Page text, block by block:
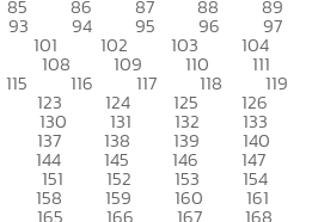
85 86 87 88 89
93 94 95 96 97
101 102 103 104
108 109 110 111
115 116 117 118 119
123 124 125 126
130 131 132 133
137 138 139 140
144 145 146 147
151 152 153 154
158 159 160 161
165 166 167 168